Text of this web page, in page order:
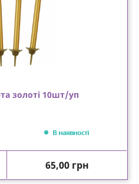
золоті 10шт/уп
В наявності
Ціна
65,00 грн